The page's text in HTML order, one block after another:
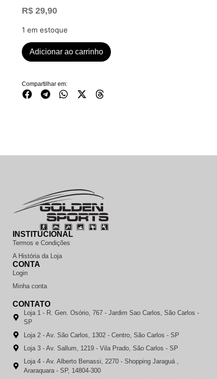
R$ 29,90
1 em estoque
Adicionar ao carrinho
Compartilhar em:
INSTITUCIONAL
Termos e Condições
A História da Loja
CONTA
Login
Minha conta
CONTATO
Loja 1 - R. Gen. Osório, 767 - Jardim Sao Carlos, São Carlos -
SP
Loja 2 - Av. São Carlos, 1302 - Centro, São Carlos - SP
Loja 3 - Av. Sallum, 1219 - Vila Prado, São Carlos - SP
Loja 4 - Av. Alberto Benassi, 2270 - Shopping Jaraguá ,
Araraquara - SP, 14804-300